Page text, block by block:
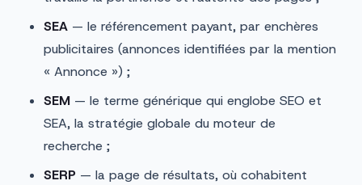
SEA — le référencement payant, par enchères
publicitaires (annonces identifiées par la mention
« Annonce ») ;
SEM — le terme générique qui englobe SEO et
SEA, la stratégie globale du moteur de
recherche ;
SERP — la page de résultats, où cohabitent